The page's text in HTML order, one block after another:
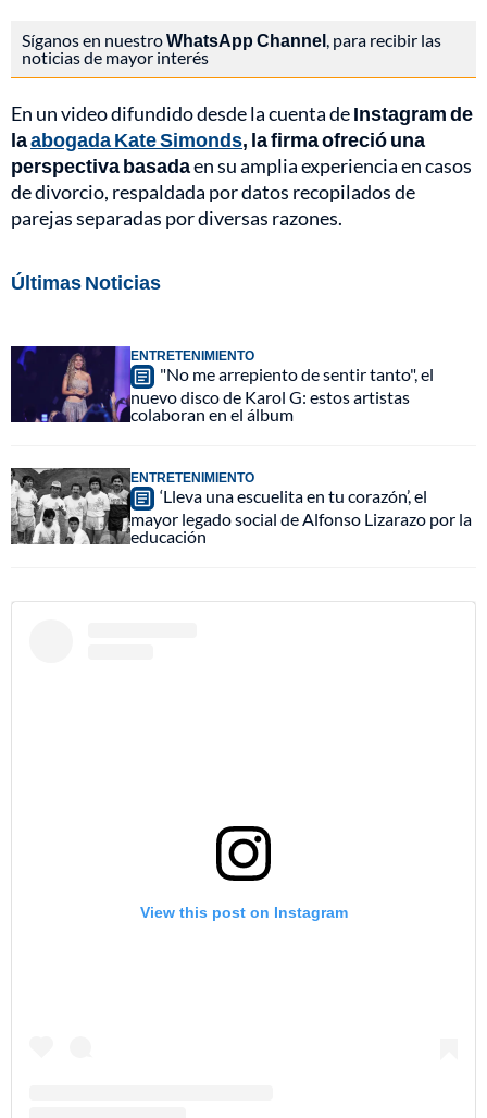
Síganos en nuestroWhatsApp Channel, para recibir las
noticias de mayor interés
En un video difundido desde la cuenta deInstagram de
laabogada Kate Simonds, la firma ofreció una
perspectiva basadaen su amplia experiencia en casos
de divorcio, respaldada por datos recopilados de
parejas separadas por diversas razones.
Últimas Noticias
ENTRETENIMIENTO
"No me arrepiento de sentir tanto", el
nuevo disco de Karol G: estos artistas
colaboran en el álbum
ENTRETENIMIENTO
‘Lleva una escuelita en tu corazón’, el
mayor legado social de Alfonso Lizarazo por la
educación
View this post on Instagram